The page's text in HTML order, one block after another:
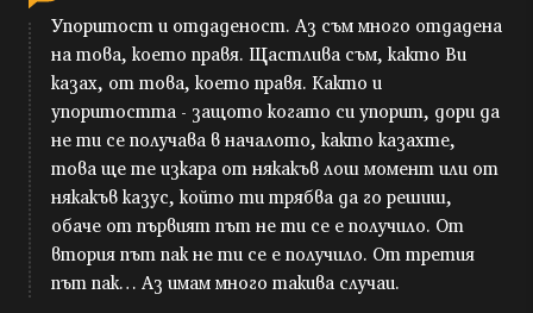
Упоритост и отдаденост. Аз съм много отдадена
на това, което правя. Щастлива съм, както Ви
казах, от това, което правя. Както и
упоритостта - защото когато си упорит, дори да
не ти се получава в началото, както казахте,
това ще те изкара от някакъв лош момент или от
някакъв казус, който ти трябва да го решиш,
обаче от първият път не ти се е получило. От
втория път пак не ти се е получило. От третия
път пак… Аз имам много такива случаи.